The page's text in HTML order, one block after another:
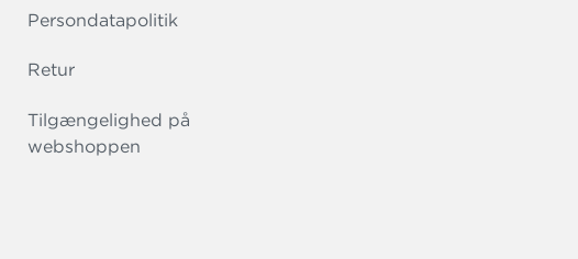
Persondatapolitik
Retur
Tilgængelighed på
webshoppen